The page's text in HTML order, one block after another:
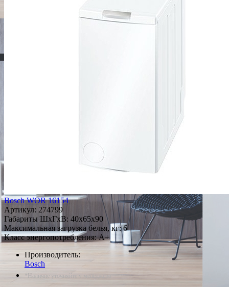
Bosch WOR 16154
Артикул: 274799
Габариты ШxГxВ: 40x65x90
Максимальная загрузка белья, кг: 6
Класс энергопотребления: A+
Производитель:
Bosch
*Наличие уточняйте у менеджера